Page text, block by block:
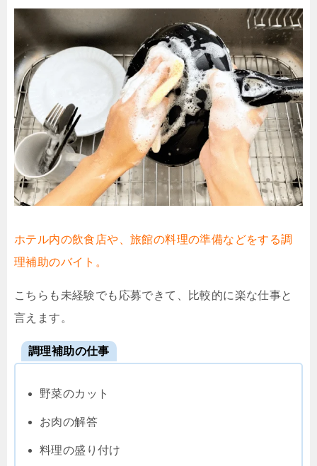
ホテル内の飲食店や、旅館の料理の準備などをする調
理補助のバイト。
こちらも未経験でも応募できて、比較的に楽な仕事と
言えます。
調理補助の仕事
野菜のカット
お肉の解答
料理の盛り付け